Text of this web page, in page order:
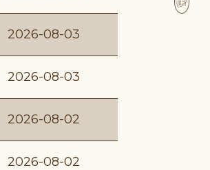
2026-08-03
2026-08-03
2026-08-02
2026-08-02